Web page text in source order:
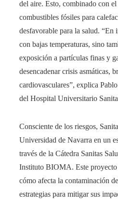
del aire. Esto, combinado con
combustibles fósiles para
desfavorable para la salud.
con bajas temperaturas, sino
exposición a partículas finas y
desencadenar crisis asmáticas,
cardiovasculares”, explica
del Hospital Universitario
Consciente de los riesgos,
Universidad de Navarra en un
través de la Cátedra Sanitas
Instituto BIOMA. Este proyecto
cómo afecta la contaminación
estrategias para mitigar sus